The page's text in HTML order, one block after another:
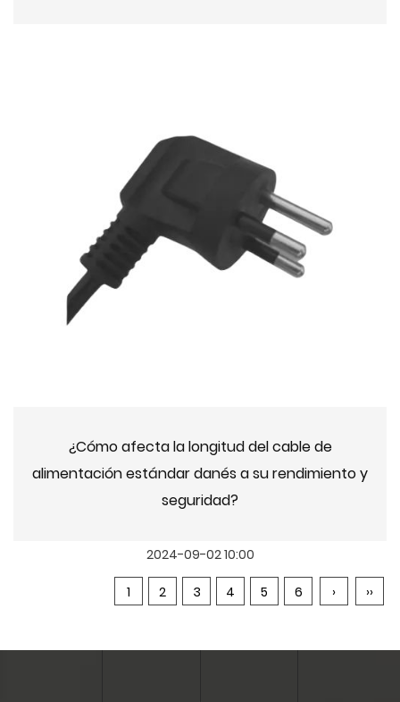
¿Cómo afecta la longitud del cable de
alimentación estándar danés a su rendimiento y
seguridad?
2024-09-02 10:00
1 2 3 4 5 6 › ››